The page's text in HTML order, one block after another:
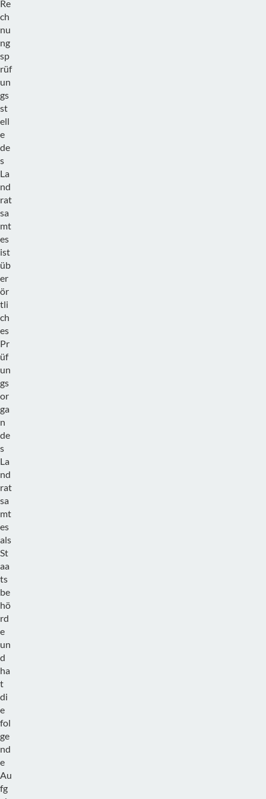
Re
ch
nu
ng
sp
rüf
un
gs
st
ell
e
de
s
La
nd
rat
sa
mt
es
ist
üb
er
ör
tli
ch
es
Pr
üf
un
gs
or
ga
n
de
s
La
nd
rat
sa
mt
es
als
St
aa
ts
be
hö
rd
e
un
d
ha
t
di
e
fol
ge
nd
e
Au
fg